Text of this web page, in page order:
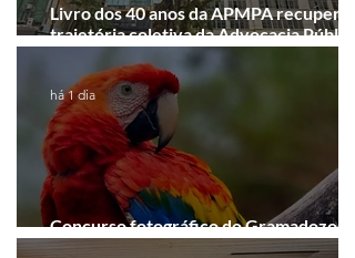
Livro dos 40 anos da APMPA recupera a
trajetória coletiva da Advocacia Pública
Concurso fotográfico do Gramadozoo
entra na reta final de inscrições
há 1 dia